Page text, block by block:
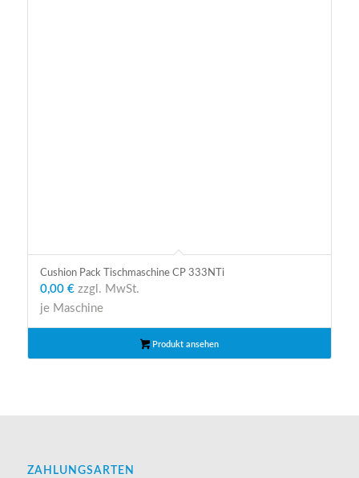
Cushion Pack Tischmaschine CP 333NTi
0,00 €zzgl. MwSt.
je Maschine
Produkt ansehen
ZAHLUNGSARTEN